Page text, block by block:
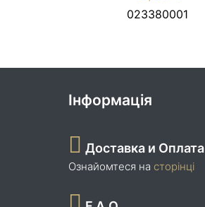
023380001
Інформація
Доставка и Оплата
Ознайомтеся на сторінці